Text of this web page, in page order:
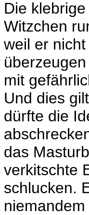
Die
Witzchen
weil er
mit
Und dies
dürfte die
das
verkitschte
schlucken.